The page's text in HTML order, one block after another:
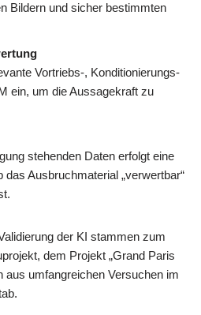
Bildern und sicher bestimmten
Vortriebs-, Konditionierungs-
ein, um die Aussagekraft zu
stehenden Daten erfolgt eine
Ausbruchmaterial „verwertbar“
der KI stammen zum
dem Projekt „Grand Paris
aus umfangreichen Versuchen im